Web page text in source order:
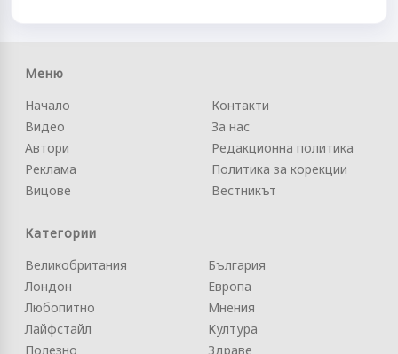
Меню
Начало
Видео
Автори
Реклама
Вицове
Контакти
За нас
Редакционна политика
Политика за корекции
Вестникът
Категории
Великобритания
Лондон
Любопитно
Лайфстайл
Полезно
България
Европа
Мнения
Култура
Здраве